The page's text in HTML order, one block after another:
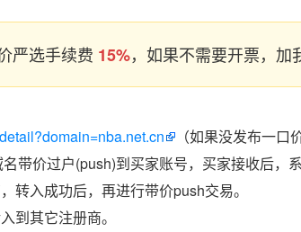
严选手续费 15%，如果不需要开票，加
（如果没发布一口
带价过户(push)到买家账号，买家接收后，
转入成功后，再进行带价push交易。
到其它注册商。